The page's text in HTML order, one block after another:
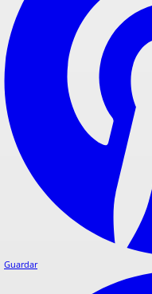
Guardar